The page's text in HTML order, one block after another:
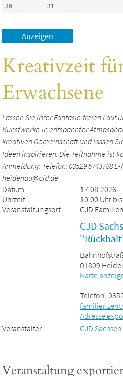
36
31
Kreativzeit
Erwachsene
Lassen Sie Ihrer Fantasie freien Lauf
Kunstwerke in entspannter
kreativen Gemeinschaft und lassen
Ideen inspirieren. Die Teilnahme ist
Anmeldung: Telefon: 03529 5743788
heidenau@cjd.de
Datum:
17.08.2026
Uhrzeit:
10:00 Uhr
Veranstaltungsort:
CJD
CJD
01809
Karte
Telefon:
Adresse
Veranstalter:
CJD
Veranstaltung